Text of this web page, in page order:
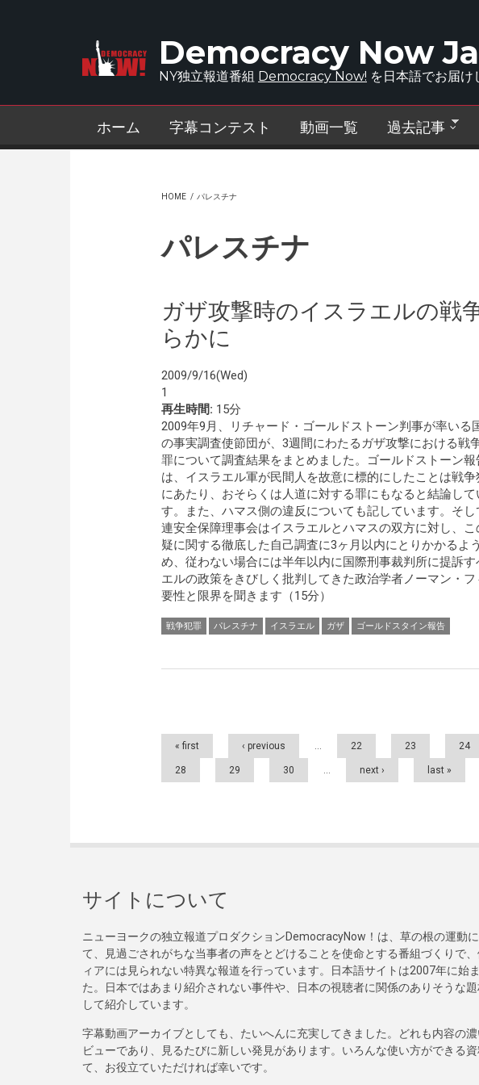
Democracy Now
NY独立報道番組 Democracy Now! を日本語でお届け
ホーム 字幕コンテスト 動画一覧 過去記事
HOME / パレスチナ
パレスチナ
ガザ攻撃時のイスラエルの戦
らかに
2009/9/16(Wed)
1
再生時間: 15分
2009年9月、リチャード・ゴールドストーン判事が率いる
の事実調査使節団が、3週間にわたるガザ攻撃における戦
罪について調査結果をまとめました。ゴールドストーン報
は、イスラエル軍が民間人を故意に標的にしたことは戦争
にあたり、おそらくは人道に対する罪にもなると結論して
す。また、ハマス側の違反についても記しています。そし
連安全保障理事会はイスラエルとハマスの双方に対し、こ
疑に関する徹底した自己調査に3ヶ月以内にとりかかるよ
め、従わない場合には半年以内に国際刑事裁判所に提訴
エルの政策をきびしく批判してきた政治学者ノーマン・
要性と限界を聞きます（15分）
戦争犯罪 パレスチナ イスラエル ガザ ゴールドスタイン報告
Pages
« first ‹ previous … 22 23 24
28 29 30 … next › last »
サイトについて
ニューヨークの独立報道プロダクションDemocracyNow！は、草の根の運動
て、見過ごされがちな当事者の声をとどけることを使命とする番組づくりで
ィアには見られない特異な報道を行っています。日本語サイトは2007年に始
た。日本ではあまり紹介されない事件や、日本の視聴者に関係のありそうな
して紹介しています。
字幕動画アーカイブとしても、たいへんに充実してきました。どれも内容の濃
ビューであり、見るたびに新しい発見があります。いろんな使い方ができる資
て、お役立ていただければ幸いです。